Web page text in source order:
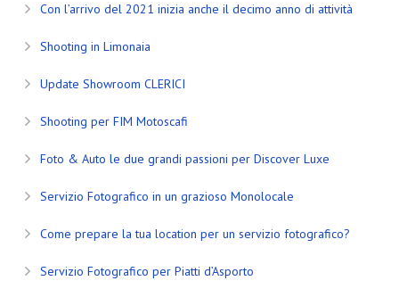
Con l’arrivo del 2021 inizia anche il decimo anno di attività
Shooting in Limonaia
Update Showroom CLERICI
Shooting per FIM Motoscafi
Foto & Auto le due grandi passioni per Discover Luxe
Servizio Fotografico in un grazioso Monolocale
Come prepare la tua location per un servizio fotografico?
Servizio Fotografico per Piatti d’Asporto